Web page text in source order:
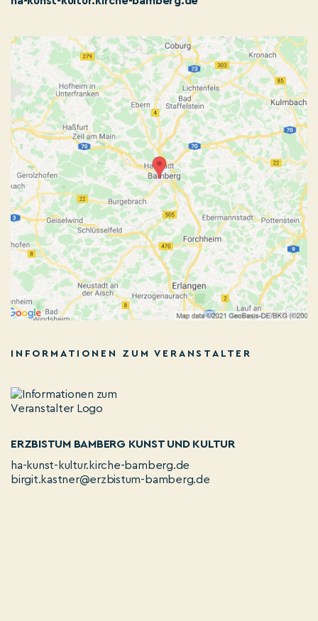
INFORMATIONEN ZUM VERANSTALTER
ERZBISTUM BAMBERG KUNST UND KULTUR
ha-kunst-kultur.kirche-bamberg.de
birgit.kastner@erzbistum-bamberg.de